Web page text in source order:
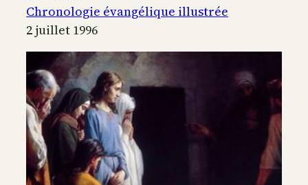
l’esprit
sur
la
croix
Chronologie évangélique illustrée
2 juillet 1996